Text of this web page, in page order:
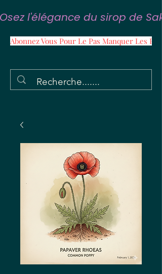
Osez l'élégance du sirop de
Abonnez Vous Pour Le Pas Manquer Les